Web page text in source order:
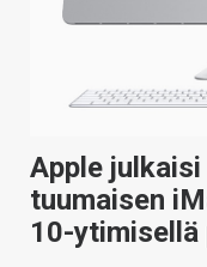
Apple
tuumaisen
10-